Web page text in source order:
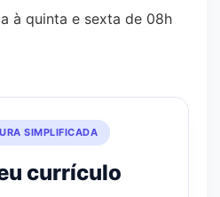
à quinta e sexta de 08h
SIMPLIFICADA
currículo